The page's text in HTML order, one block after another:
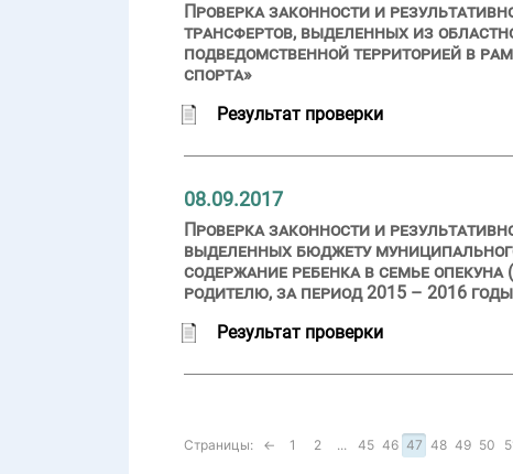
Проверка законности и
трансфертов, выделенных из
подведомственной территорией в
спорта»
Результат проверки
08.09.2017
Проверка законности и
выделенных бюджету
содержание ребенка в семье
родителю, за период 2015 – 2016
Результат проверки
Страницы: ← 1 2 ... 45 46 47 48 49 50